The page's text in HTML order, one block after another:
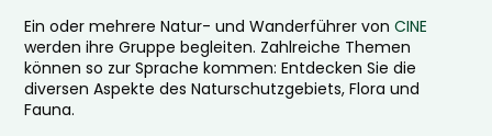
Ein oder mehrere Natur- und Wanderführer von CINE
werden ihre Gruppe begleiten. Zahlreiche Themen
können so zur Sprache kommen: Entdecken Sie die
diversen Aspekte des Naturschutzgebiets, Flora und
Fauna.